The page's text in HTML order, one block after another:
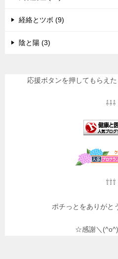
経絡とツボ (9)
陰と陽 (3)
応援ボタンを押してもらえ
⇩⇩⇩
⇧⇧⇧
ポチっとをありがと
☆感謝＼